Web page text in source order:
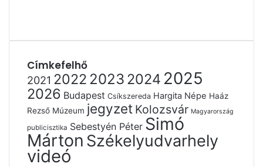
Címkefelhő
2021 2022 2023 2024 2025
2026 Budapest Csíkszereda Hargita Népe Haáz
Rezső Múzeum jegyzet Kolozsvár Magyarország
publicisztika Sebestyén Péter Simó
Márton Székelyudvarhely
videó